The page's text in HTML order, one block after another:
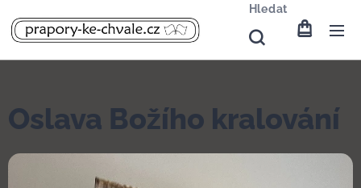
Hledat
Oslava Božího kralování